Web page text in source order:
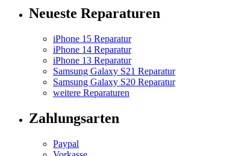
Neueste Reparaturen
iPhone 15 Reparatur
iPhone 14 Reparatur
iPhone 13 Reparatur
Samsung Galaxy S21 Reparatur
Samsung Galaxy S20 Reparatur
weitere Reparaturen
Zahlungsarten
Paypal